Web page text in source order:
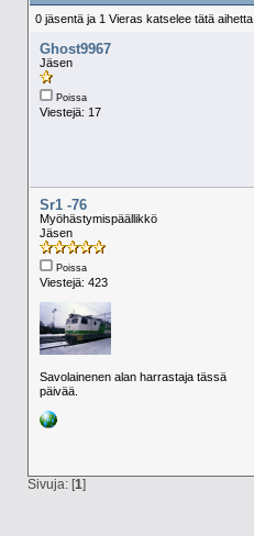
0 jäsentä ja 1 Vieras katselee tätä aihetta.
Ghost9967
Jäsen
Poissa
Viestejä: 17
Sr1 -76
Myöhästymispäällikkö
Jäsen
Poissa
Viestejä: 423
Savolainenen alan harrastaja tässä
päivää.
Sivuja: [1]